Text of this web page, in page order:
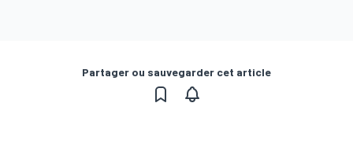
Partager ou sauvegarder cet article